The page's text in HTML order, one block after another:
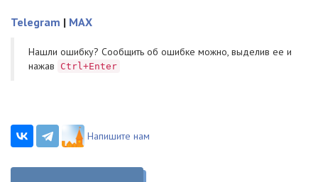
Telegram | MAX
Нашли ошибку? Cообщить об ошибке можно, выделив ее и
нажав
Ctrl+Enter
Напишите нам